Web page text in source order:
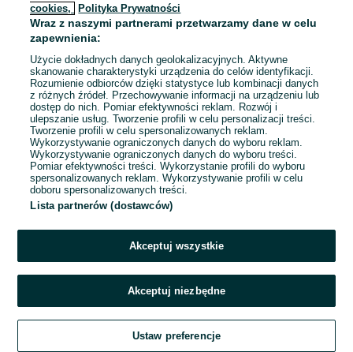
To ogłoszenie nie jest już dostępne
Przejdź na stronę główną
cookies,
Polityka Prywatności
Wraz z naszymi partnerami przetwarzamy dane w celu
zapewnienia:
Użycie dokładnych danych geolokalizacyjnych. Aktywne
skanowanie charakterystyki urządzenia do celów identyfikacji.
Rozumienie odbiorców dzięki statystyce lub kombinacji danych
z różnych źródeł. Przechowywanie informacji na urządzeniu lub
dostęp do nich. Pomiar efektywności reklam. Rozwój i
ulepszanie usług. Tworzenie profili w celu personalizacji treści.
Tworzenie profili w celu spersonalizowanych reklam.
Wykorzystywanie ograniczonych danych do wyboru reklam.
Wykorzystywanie ograniczonych danych do wyboru treści.
Pomiar efektywności treści. Wykorzystanie profili do wyboru
spersonalizowanych reklam. Wykorzystywanie profili w celu
doboru spersonalizowanych treści.
Lista partnerów (dostawców)
Akceptuj wszystkie
Akceptuj niezbędne
Ustaw preferencje